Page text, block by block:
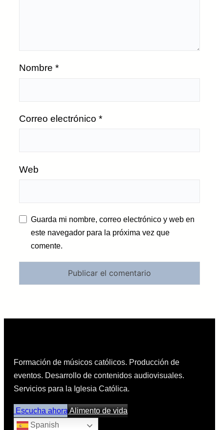
Nombre *
Correo electrónico *
Web
Guarda mi nombre, correo electrónico y web en
este navegador para la próxima vez que
comente.
Formación de músicos católicos. Producción de
eventos. Desarrollo de contenidos audiovisuales.
Servicios para la Iglesia Católica.
Escucha ahoraAlimento de vida
Spanish